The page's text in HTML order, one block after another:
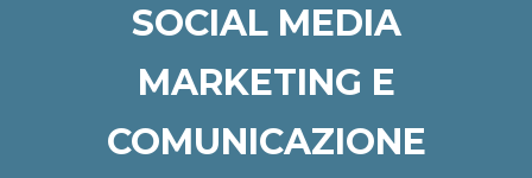
SOCIAL MEDIA
MARKETING E
COMUNICAZIONE